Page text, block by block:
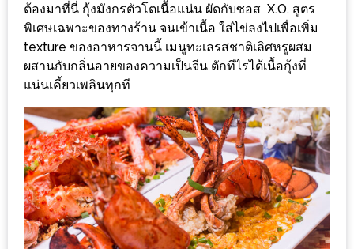
TOP
10
รีวิว
ร้าน
ที่
เข้า
ชม
มาก
ที่สุด
ประจำ
ต้องมาที่นี่ กุ้งมังกรตัวโตเนื้อแน่น ผัดกับซอส X.O. สูตร
พิเศษเฉพาะของทางร้าน จนเข้าเนื้อ ใส่ไข่ลงไปเพื่อเพิ่ม
texture ของอาหารจานนี้ เมนูทะเลรสชาติเลิศหรูผสม
ผสานกับกลิ่นอายของความเป็นจีน ตักทีไรได้เนื้อกุ้งที่
แน่นเคี้ยวเพลินทุกที